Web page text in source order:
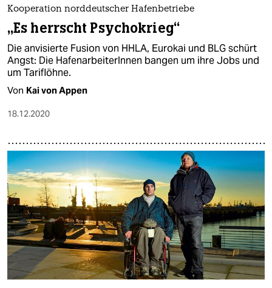
Kooperation norddeutscher Hafenbetriebe
„Es herrscht Psychokrieg“
Die anvisierte Fusion von HHLA, Eurokai und BLG schürt
Angst: Die HafenarbeiterInnen bangen um ihre Jobs und
um Tariflöhne.
Von Kai von Appen
18.12.2020